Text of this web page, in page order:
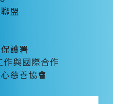
盟
護署
作與國際合作
慈善協會